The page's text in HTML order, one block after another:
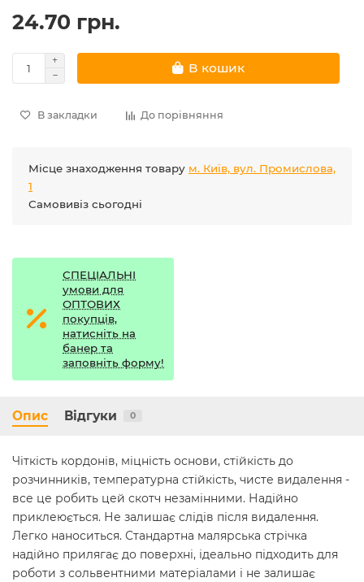
24.70 грн.
В кошик
В закладки До порівняння
Місце знаходження товару м. Київ, вул. Промислова,
1
Самовивіз сьогодні
СПЕЦІАЛЬНІ
умови для
ОПТОВИХ
покупців,
натисніть на
банер та
заповніть форму!
Опис Відгуки 0
Чіткість кордонів, міцність основи, стійкість до
розчинників, температурна стійкість, чисте видалення -
все це робить цей скотч незамінними. Надійно
приклеюється. Не залишає слідів після видалення.
Легко наноситься. Стандартна малярська стрічка
надійно прилягає до поверхні, ідеально підходить для
роботи з сольвентними матеріалами і не залишає